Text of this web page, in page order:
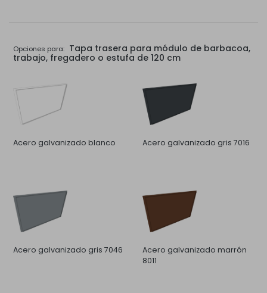
Opciones para: Tapa trasera para módulo de barbacoa,
trabajo, fregadero o estufa de 120 cm
Acero galvanizado blanco Acero galvanizado gris 7016
Acero galvanizado gris 7046
Acero galvanizado marrón
8011